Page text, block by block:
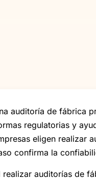
auditoría de fábrica
regulatorias y
eligen realizar
confirma la
realizar auditorías de